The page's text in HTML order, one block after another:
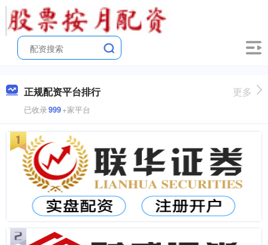
正规配资平台排行
已收录999+家平台
更多